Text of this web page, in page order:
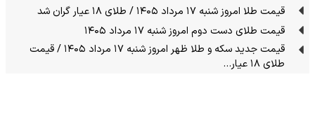
قیمت طلا امروز شنبه ۱۷ مرداد ۱۴۰۵ / طلای ۱۸ عیار گران شد
قیمت طلای دست دوم امروز شنبه ۱۷ مرداد ۱۴۰۵
قیمت جدید سکه و طلا ظهر امروز شنبه ۱۷ مرداد ۱۴۰۵ / قیمت
طلای ۱۸ عیار…